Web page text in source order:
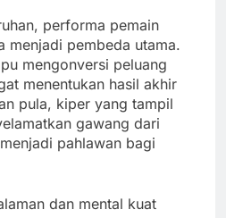
performa pemain
menjadi pembeda utama.
mengonversi peluang
menentukan hasil akhir
pula, kiper yang tampil
gawang dari
pahlawan bagi
dan mental kuat